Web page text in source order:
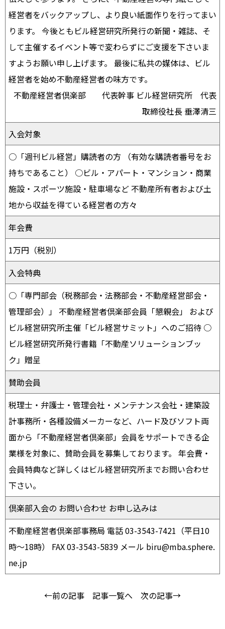
経営者をバックアップし、より良い紙面作りを行ってまい
ります。 今後ともビル経営研究所発行の新聞・雑誌、そ
して主催するイベント等で変わらずにご支援を下さいま
すようお願い申し上げます。 最後に私共の媒体は、ビル
経営者を始め不動産経営者の味方です。
不動産経営者倶楽部 代表幹事 ビル経営研究所 代表
取締役社長 垂澤清三
入会対象
○「週刊ビル経営」購読者の方 （有効な購読者番号をお
持ちであること） ○ビル・アパート・マンション・商業
施設・スポーツ施設・駐車場など 不動産所有者および土
地から収益を得ている経営者の方々
年会費
1万円（税別）
入会特典
○「専門部会（税務部会・法務部会・不動産経営部会・
管理部会）」 不動産経営者倶楽部会員「懇親会」 および
ビル経営研究所主催「ビル経営サミット」へのご招待 ○
ビル経営研究所発行書籍「不動産ソリューションブッ
ク」贈呈
賛助会員
税理士・弁護士・管理会社・メンテナンス会社・建築設
計事務所・各種設備メーカーなど、ハード及びソフト両
面から「不動産経営者倶楽部」会員をサポートできる企
業様を対象に、賛助会員を募集しております。 年会費・
会員特典など詳しくはビル経営研究所までお問い合わせ
下さい。
倶楽部入会の お問い合わせ お申し込みは
不動産経営者倶楽部事務局 電話 03-3543-7421（平日10
時〜18時） FAX 03-3543-5839 メール biru@mba.sphere.
ne.jp
←前の記事 記事一覧へ 次の記事→